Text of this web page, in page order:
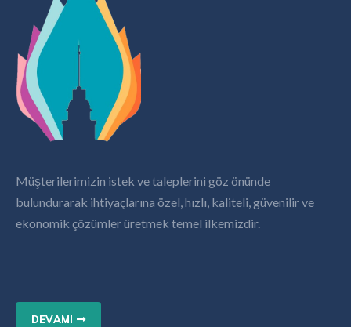
Müşterilerimizin istek ve taleplerini göz önünde
bulundurarak ihtiyaçlarına özel, hızlı, kaliteli, güvenilir ve
ekonomik çözümler üretmek temel ilkemizdir.
DEVAMI